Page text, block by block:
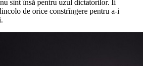
sînt însă pentru uzul dictatorilor. Îi
de orice constrîngere pentru a-i